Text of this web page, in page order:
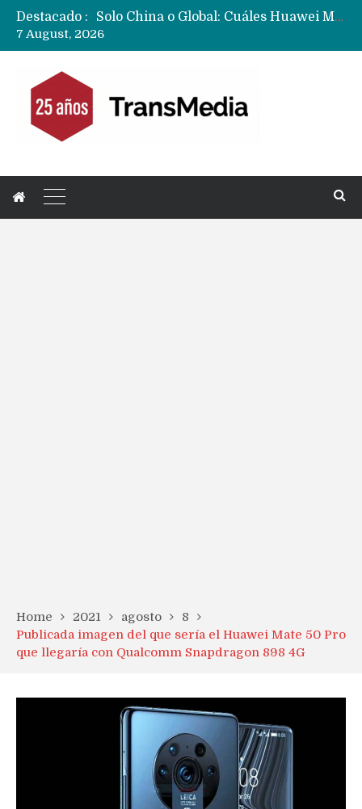
Destacado :
Data Centers de Huawei en Chile, México, Brasil,Perú y Argentina podrían verse afectados por arremetida de EE.UU
7 August, 2026
Home 2021 agosto
8
Publicada imagen del que sería el Huawei Mate 50 Pro
que llegaría con Qualcomm Snapdragon 898 4G